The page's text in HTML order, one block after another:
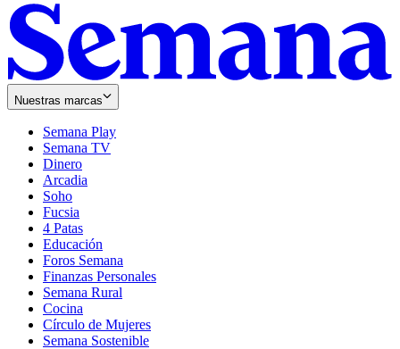
Nuestras marcas
Semana Play
Semana TV
Dinero
Arcadia
Soho
in
new
window
Fucsia
in
new
window
4 Patas
Educación
Foros Semana
Finanzas Personales
Semana Rural
Cocina
Círculo de Mujeres
Semana Sostenible